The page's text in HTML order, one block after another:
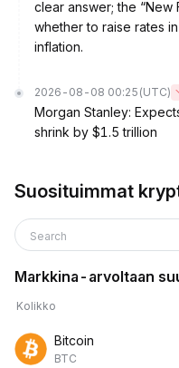
clear answer; the “New
whether to raise rates
inflation.
2026-08-08 00:25 (UTC)
Morgan Stanley:
shrink by $1.5 trillion
Suosituimmat
Search
Markkina-arvoltaan
Kolikko
Bitcoin
BTC